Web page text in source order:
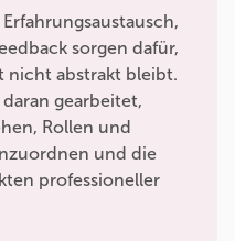
sorgen dafür,
nicht abstrakt bleibt.
gearbeitet,
Rollen und
und die
professioneller